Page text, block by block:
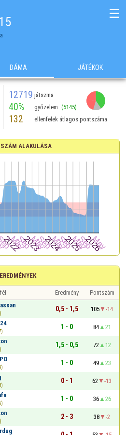
☰
DÁMA JÁTÉKOK
12719 játszma
40% győzelem (5145)
132 ellenfelek átlagos pontszáma
ALAKULÁSA
EREDMÉNYEK
Eredmény
Pontszám
0,5 - 1,5 105
-14
1 - 0 84
21
1,5 - 0,5 72
12
1 - 0 49
23
0 - 1 62
-13
1 - 0 36
26
2 - 3 38
-2